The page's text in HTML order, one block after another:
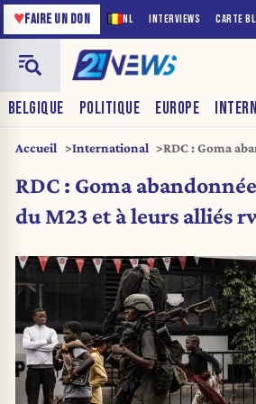
NL INTERVIEWS CARTE
♥FAIRE UN DON
BELGIQUE POLITIQUE EUROPE
Accueil International
RDC : Goma
RDC : Goma
du M23 et à leurs alliés